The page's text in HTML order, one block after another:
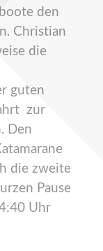
den
Christian
die
guten
zur
Den
die zweite
Pause
Uhr